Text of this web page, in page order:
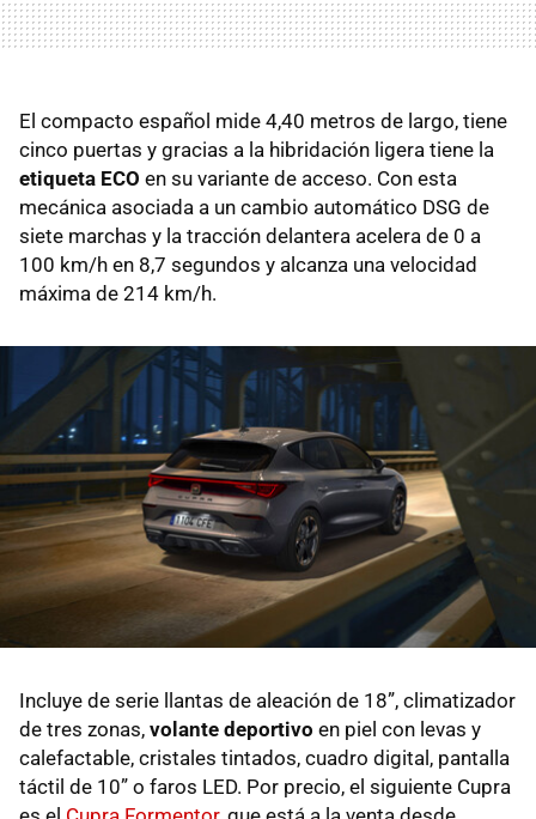
El compacto español mide 4,40 metros de largo, tiene
cinco puertas y gracias a la hibridación ligera tiene la
etiqueta ECO en su variante de acceso. Con esta
mecánica asociada a un cambio automático DSG de
siete marchas y la tracción delantera acelera de 0 a
100 km/h en 8,7 segundos y alcanza una velocidad
máxima de 214 km/h.
Incluye de serie llantas de aleación de 18”, climatizador
de tres zonas, volante deportivo en piel con levas y
calefactable, cristales tintados, cuadro digital, pantalla
táctil de 10” o faros LED. Por precio, el siguiente Cupra